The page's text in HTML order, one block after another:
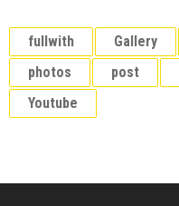
fullwith Gallery
photos
post
Youtube